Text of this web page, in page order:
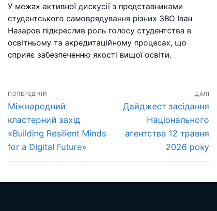
У межах активної дискусії з представниками
студентського самоврядування різних ЗВО Іван
Назаров підкреслив роль голосу студентства в
освітньому та акредитаційному процесах, що
сприяє забезпеченню якості вищої освіти.
Навігація
записів
ПОПЕРЕДНІЙ
Попередній
запис:
Міжнародний
кластерний захід
«Building Resilient Minds
for a Digital Future»
ДАЛІ
Наступний
Дайджест засідання
Національного
агентства 12 травня
2026 року